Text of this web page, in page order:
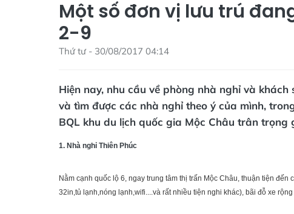
Một số đơn vị lưu trú
2-9
Thứ tư - 30/08/2017 04:14
Hiện nay, nhu cầu về phòng nhà nghỉ và
và tìm được các nhà nghỉ theo ý của mình,
BQL khu du lịch quốc gia Mộc Châu trân
1. Nhà nghỉ Thiên Phúc
Nằm cạnh quốc lộ 6, ngay trung tâm thị trấn Mộc Châu, thuận tiện
32in,tủ lạnh,nóng lạnh,wifi....và rất nhiều tiện nghi khác), bãi đỗ xe